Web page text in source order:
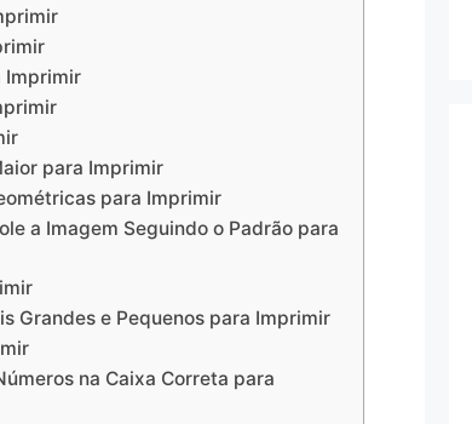
Imprimir
para Imprimir
para Imprimir
a Imagem Seguindo o Padrão para
Grandes e Pequenos para Imprimir
na Caixa Correta para